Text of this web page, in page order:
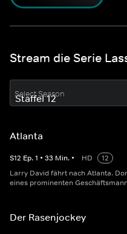
Stream die Serie
Select Season
Atlanta
S12 Ep.1 • 33 Min. • HD
12
Larry David fährt nach Atlanta.
eines prominenten
Der Rasenjockey